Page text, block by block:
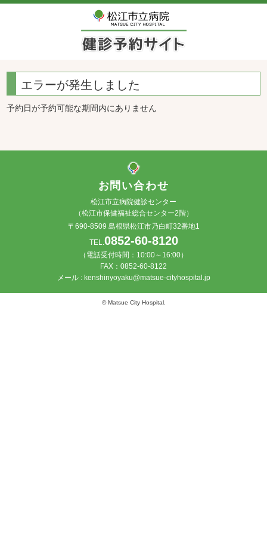
エラーが発生しました
予約日が予約可能な期間内にありません
お問い合わせ
松江市立病院健診センター
（松江市保健福祉総合センター2階）
〒690-8509 島根県松江市乃白町32番地1
TEL.0852-60-8120
（電話受付時間：10:00～16:00）
FAX：0852-60-8122
メール : kenshinyoyaku@matsue-cityhospital.jp
© Matsue City Hospital.